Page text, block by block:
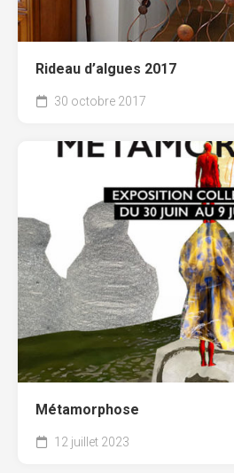
Rideau d’algues 2017
30 octobre 2017
Métamorphose
12 juillet 2023